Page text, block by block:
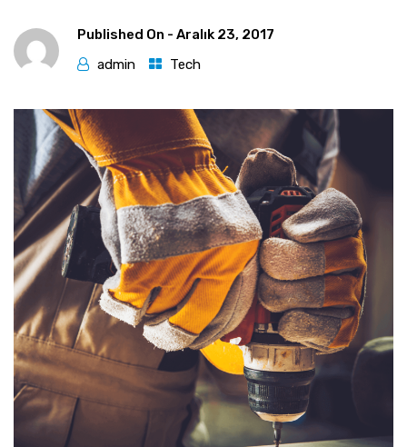
Published On - Aralık 23, 2017
admin
Tech